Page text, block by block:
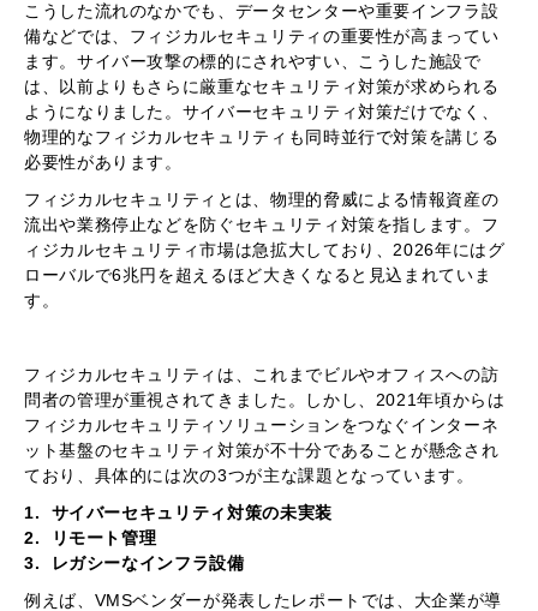
こうした流れのなかでも、データセンターや重要インフラ設
備などでは、フィジカルセキュリティの重要性が高まってい
ます。サイバー攻撃の標的にされやすい、こうした施設で
は、以前よりもさらに厳重なセキュリティ対策が求められる
ようになりました。サイバーセキュリティ対策だけでなく、
物理的なフィジカルセキュリティも同時並行で対策を講じる
必要性があります。
フィジカルセキュリティとは、物理的脅威による情報資産の
流出や業務停止などを防ぐセキュリティ対策を指します。フ
ィジカルセキュリティ市場は急拡大しており、2026年にはグ
ローバルで6兆円を超えるほど大きくなると見込まれていま
す。
フィジカルセキュリティは、これまでビルやオフィスへの訪
問者の管理が重視されてきました。しかし、2021年頃からは
フィジカルセキュリティソリューションをつなぐインターネ
ット基盤のセキュリティ対策が不十分であることが懸念され
ており、具体的には次の3つが主な課題となっています。
1. サイバーセキュリティ対策の未実装
2. リモート管理
3. レガシーなインフラ設備
例えば、VMSベンダーが発表したレポートでは、大企業が導